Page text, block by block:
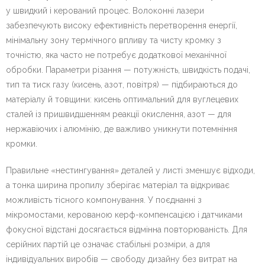
у швидкий і керований процес. Волоконні лазери
забезпечують високу ефективність перетворення енергії,
мінімальну зону термічного впливу та чисту кромку з
точністю, яка часто не потребує додаткової механічної
обробки. Параметри різання — потужність, швидкість подачі,
тип та тиск газу (кисень, азот, повітря) — підбираються до
матеріалу й товщини: кисень оптимальний для вуглецевих
сталей із пришвидшенням реакції окислення, азот — для
нержавіючих і алюмінію, де важливо уникнути потемніння
кромки.
Правильне «нестингування» деталей у листі зменшує відходи,
а тонка ширина пропилу зберігає матеріал та відкриває
можливість тісного компонування. У поєднанні з
мікромостами, керованою керф-компенсацією і датчиками
фокусної відстані досягається відмінна повторюваність. Для
серійних партій це означає стабільні розміри, а для
індивідуальних виробів — свободу дизайну без витрат на